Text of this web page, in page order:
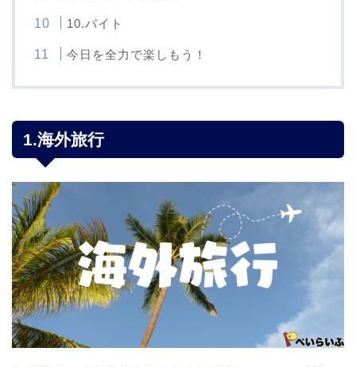
10.バイト
今日を全力で楽しもう！
1.海外旅行